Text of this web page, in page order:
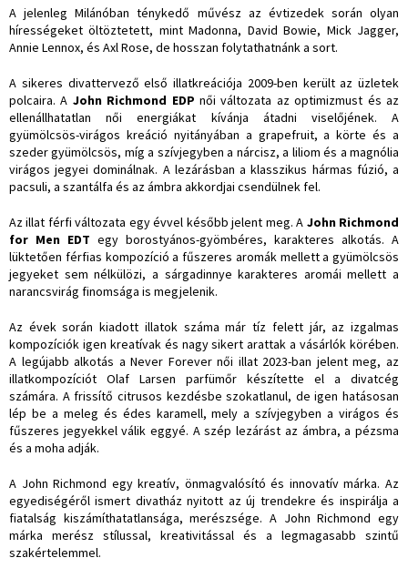
A jelenleg Milánóban ténykedő művész az évtizedek során olyan
hírességeket öltöztetett, mint Madonna, David Bowie, Mick Jagger,
Annie Lennox, és Axl Rose, de hosszan folytathatnánk a sort.
A sikeres divattervező első illatkreációja 2009-ben került az üzletek
polcaira. A John Richmond EDP női változata az optimizmust és az
ellenállhatatlan női energiákat kívánja átadni viselőjének. A
gyümölcsös-virágos kreáció nyitányában a grapefruit, a körte és a
szeder gyümölcsös, míg a szívjegyben a nárcisz, a liliom és a magnólia
virágos jegyei dominálnak. A lezárásban a klasszikus hármas fúzió, a
pacsuli, a szantálfa és az ámbra akkordjai csendülnek fel.
Az illat férfi változata egy évvel később jelent meg. A John Richmond
for Men EDT egy borostyános-gyömbéres, karakteres alkotás. A
lüktetően férfias kompozíció a fűszeres aromák mellett a gyümölcsös
jegyeket sem nélkülözi, a sárgadinnye karakteres aromái mellett a
narancsvirág finomsága is megjelenik.
Az évek során kiadott illatok száma már tíz felett jár, az izgalmas
kompozíciók igen kreatívak és nagy sikert arattak a vásárlók körében.
A legújabb alkotás a Never Forever női illat 2023-ban jelent meg, az
illatkompozíciót Olaf Larsen parfümőr készítette el a divatcég
számára. A frissítő citrusos kezdésbe szokatlanul, de igen hatásosan
lép be a meleg és édes karamell, mely a szívjegyben a virágos és
fűszeres jegyekkel válik eggyé. A szép lezárást az ámbra, a pézsma
és a moha adják.
A John Richmond egy kreatív, önmagvalósító és innovatív márka. Az
egyediségéről ismert divatház nyitott az új trendekre és inspirálja a
fiatalság kiszámíthatatlansága, merészsége. A John Richmond egy
márka merész stílussal, kreativitással és a legmagasabb szintű
szakértelemmel.